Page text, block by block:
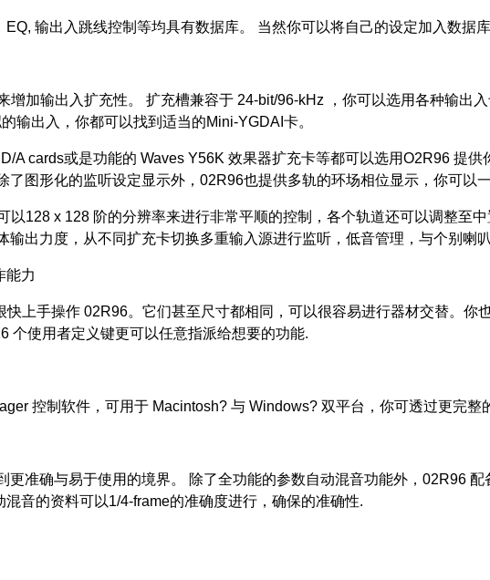
输出入跳线控制等均具有数据库。 当然你可以将自己的设定加入数据库
增加输出入扩充性。 扩充槽兼容于 24-bit/96-kHz ，你可以选用各种输出
输出入，你都可以找到适当的Mini-YGDAI卡。
A cards或是功能的 Waves Y56K 效果器扩充卡等都可以选用O2R96 提
图形化的监听设定显示外，02R96也提供多轨的环场相位显示，你可以
以128 x 128 阶的分辨率来进行非常平顺的控制，各个轨道还可以调整至
出力度，从不同扩充卡切换多重输入源进行监听，低音管理，与个别喇
能力
上手操作 02R96。它们甚至尺寸都相同，可以很容易进行器材交替。
个使用者定义键更可以任意指派给想要的功能.
控制软件，可用于 Macintosh? 与 Windows? 双平台，你可透过更完整
更准确与易于使用的境界。 除了全功能的参数自动混音功能外，02R96
音的资料可以1/4-frame的准确度进行，确保的准确性.